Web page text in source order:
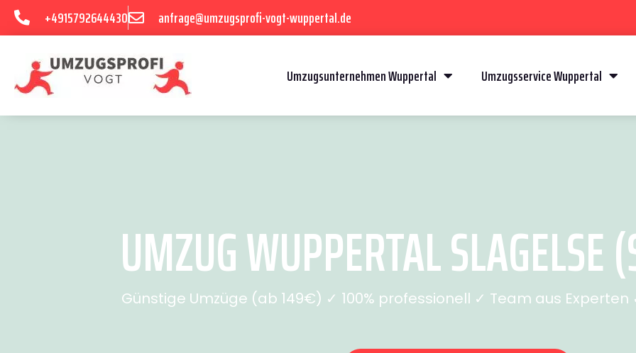
+4915792644430 anfrage@umzugsprofi-vogt-wuppertal.de
Umzugsunternehmen Wuppertal Umzugsservice Wuppertal
UMZUG WUPPERTAL
Günstige Umzüge (ab 149€) ✓ 100% professionell ✓ Team aus